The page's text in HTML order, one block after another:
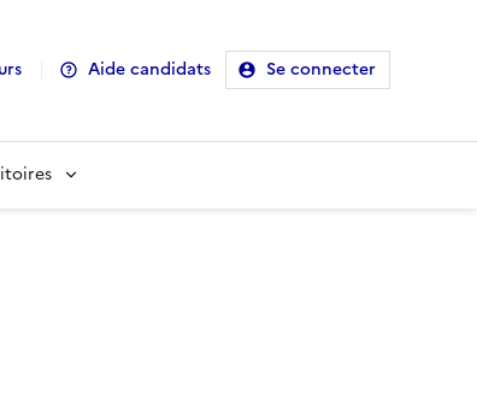
Aide candidats Se connecter